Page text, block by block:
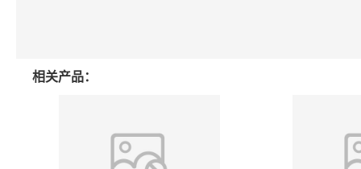
相关产品：